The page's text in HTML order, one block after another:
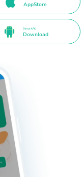
AppStore
Direct APK
Download